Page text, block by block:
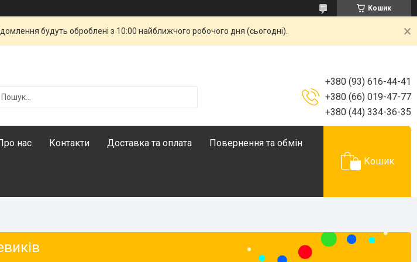
Кошик
будуть оброблені з 10:00 найближчого робочого дня (сьогодні).
+380 (93) 616-44-41
+380 (66) 019-47-77
+380 (44) 334-36-35
нас Контакти Доставка та оплата Повернення та обмін
Кошик